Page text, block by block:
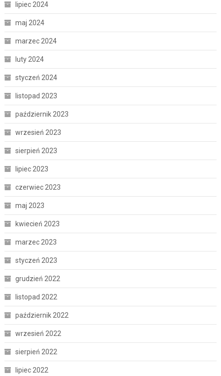
lipiec 2024
maj 2024
marzec 2024
luty 2024
styczeń 2024
listopad 2023
październik 2023
wrzesień 2023
sierpień 2023
lipiec 2023
czerwiec 2023
maj 2023
kwiecień 2023
marzec 2023
styczeń 2023
grudzień 2022
listopad 2022
październik 2022
wrzesień 2022
sierpień 2022
lipiec 2022